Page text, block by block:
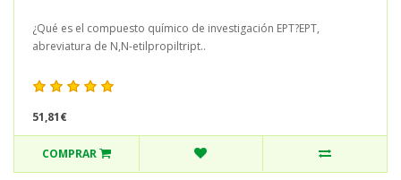
¿Qué es el compuesto químico de investigación EPT?EPT,
abreviatura de N,N-etilpropiltript..
51,81€
COMPRAR